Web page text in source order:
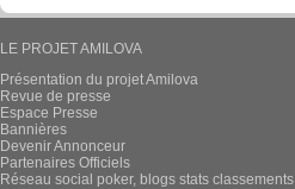
LE PROJET AMILOVA
Présentation du projet Amilova
Revue de presse
Espace Presse
Bannières
Devenir Annonceur
Partenaires Officiels
Réseau social poker, blogs stats classements